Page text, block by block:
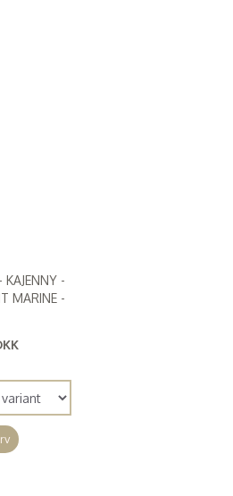
KAJENNY -
MARINE -